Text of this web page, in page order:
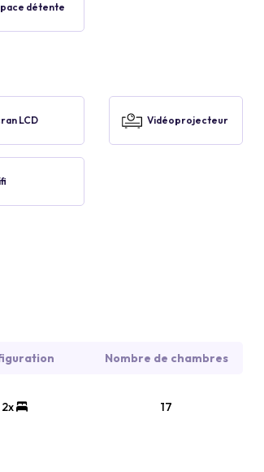
détente
LCD Vidéoprojecteur
Nombre de chambres
2x 17